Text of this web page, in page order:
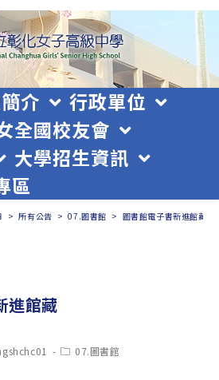
介
行政單位
全國校友會
大學招生資訊
區
> 所有公告 > 07.圖書館 > 圖書館電子書新進館藏
進館藏
Post07.圖書館